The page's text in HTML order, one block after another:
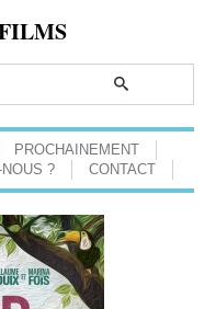
PROCHAINEMENT
? CONTACT